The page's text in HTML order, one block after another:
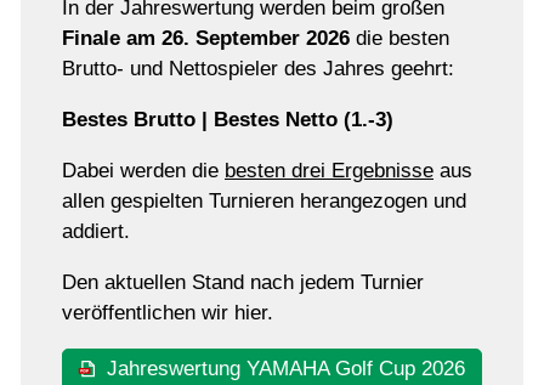
In der Jahreswertung werden beim großen
Finale am 26. September 2026 die besten
Brutto- und Nettospieler des Jahres geehrt:
Bestes Brutto | Bestes Netto (1.-3)
Dabei werden die besten drei Ergebnisse aus
allen gespielten Turnieren herangezogen und
addiert.
Den aktuellen Stand nach jedem Turnier
veröffentlichen wir hier.
Jahreswertung YAMAHA Golf Cup 2026